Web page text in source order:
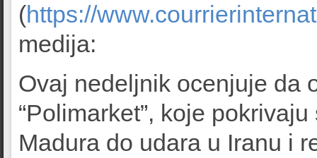
(https://
medija:
Ovaj nedeljnik ocenjuje da
“Polimarket”, koje
Madura do udara u Iranu i